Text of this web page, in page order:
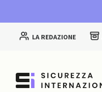
LA REDAZIONE